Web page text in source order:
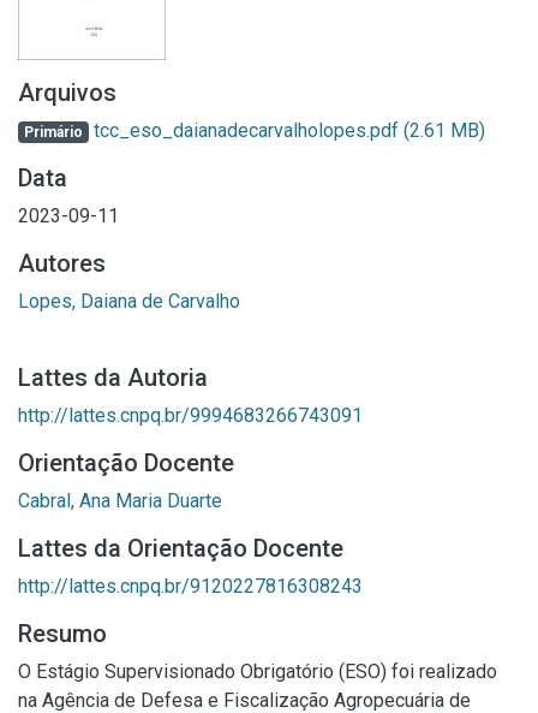
Arquivos
Primário tcc_eso_daianadecarvalholopes.pdf (2.61 MB)
Data
2023-09-11
Autores
Lopes, Daiana de Carvalho
Lattes da Autoria
http://lattes.cnpq.br/9994683266743091
Orientação Docente
Cabral, Ana Maria Duarte
Lattes da Orientação Docente
http://lattes.cnpq.br/9120227816308243
Resumo
O Estágio Supervisionado Obrigatório (ESO) foi realizado
na Agência de Defesa e Fiscalização Agropecuária de